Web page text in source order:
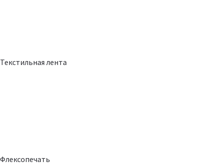
Текстильная лента
Флексопечать